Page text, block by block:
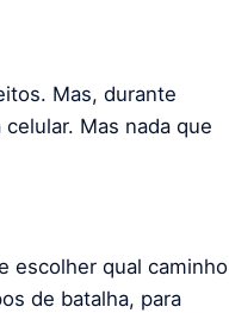
Mas, durante
Mas nada que
escolher qual caminho
de batalha, para